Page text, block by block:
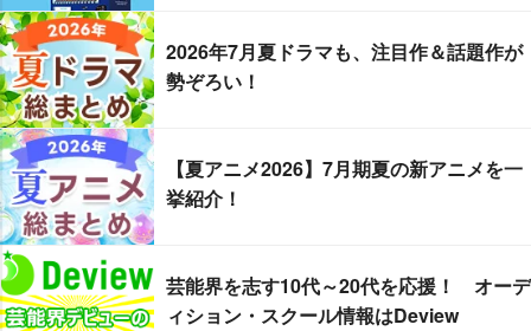
2026年7月夏ドラマも、注目作＆話題作が
勢ぞろい！
【夏アニメ2026】7月期夏の新アニメを一
挙紹介！
芸能界を志す10代～20代を応援！ オーデ
ィション・スクール情報はDeview